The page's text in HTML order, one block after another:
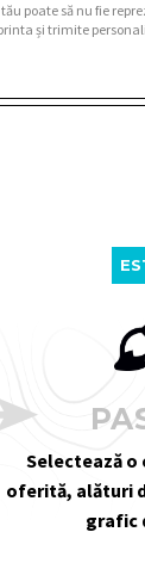
poate să nu fie
și trimite
Selectează o
oferită, alături
grafic